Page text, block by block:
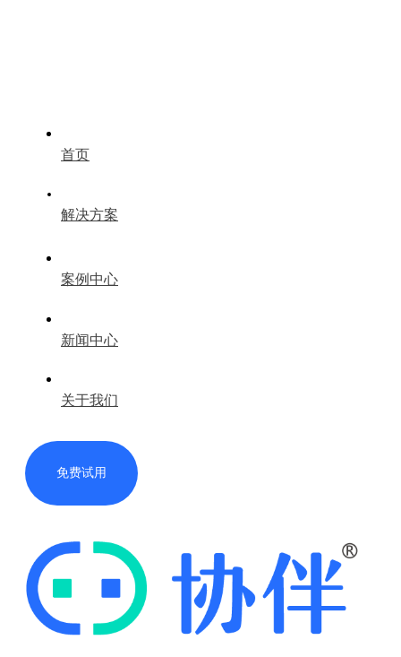
首页
解决方案
案例中心
新闻中心
关于我们
免费试用